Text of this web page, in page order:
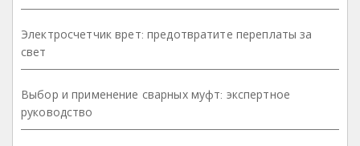
Электросчетчик врет: предотвратите переплаты за
свет
Выбор и применение сварных муфт: экспертное
руководство